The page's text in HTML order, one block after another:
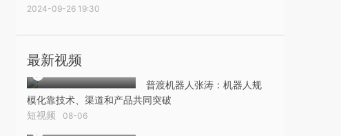
2024-09-26 19:30
最新视频
普渡机器人张涛：机器人规
模化靠技术、渠道和产品共同突破
短视频 08-06